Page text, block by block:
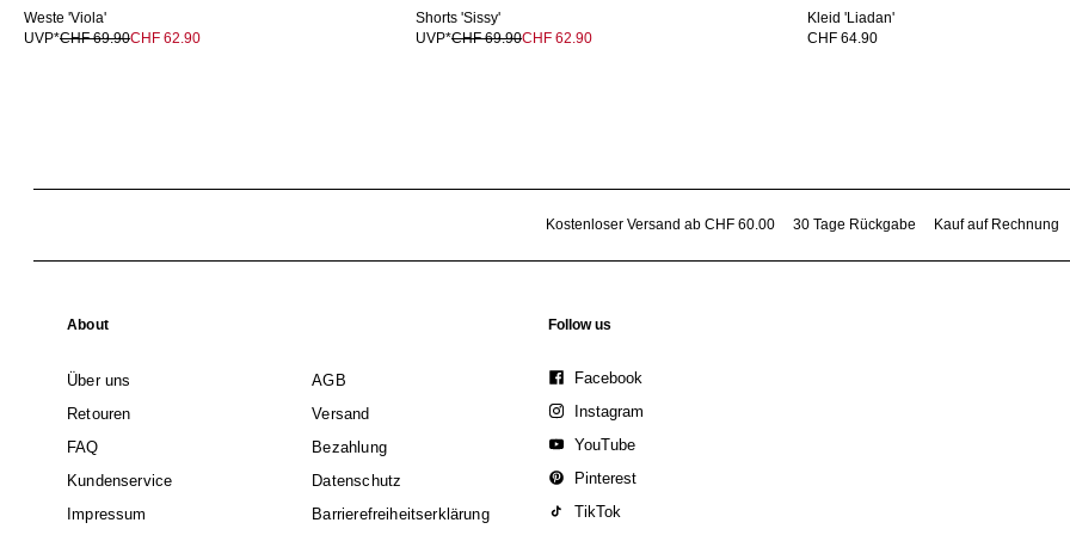
Weste 'Viola'
UVP*CHF 69.90CHF 62.90
Shorts 'Sissy'
UVP*CHF 69.90CHF 62.90
Kleid 'Liadan'
CHF 64.90
Kostenloser Versand ab CHF 60.00 30 Tage Rückgabe Kauf auf Rechnung
About
Über uns
AGB
Retouren
Versand
FAQ
Bezahlung
Kundenservice
Datenschutz
Impressum
Barrierefreiheitserklärung
Follow us
Facebook
Instagram
YouTube
Pinterest
TikTok